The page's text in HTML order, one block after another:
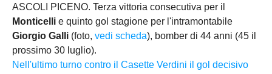
ASCOLI PICENO. Terza vittoria consecutiva per il
Monticelli e quinto gol stagione per l'intramontabile
Giorgio Galli (foto, vedi scheda), bomber di 44 anni (45 il
prossimo 30 luglio).
Nell'ultimo turno contro il Casette Verdini il gol decisivo